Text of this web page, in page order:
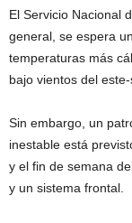
El Servicio Nacional
general, se espera
temperaturas más
bajo vientos del este-
Sin embargo, un
inestable está
y el fin de semana
y un sistema frontal.